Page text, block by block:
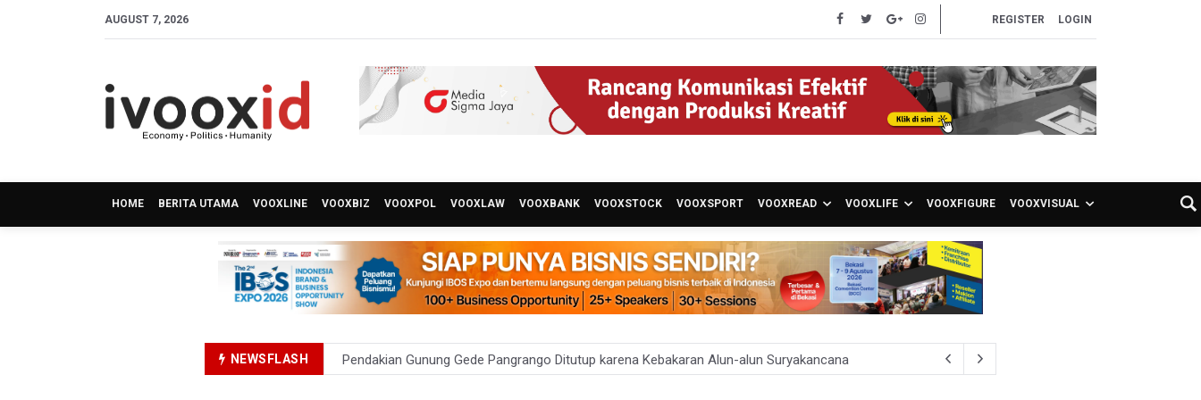
AUGUST 7, 2026 REGISTER LOGIN
HOME BERITA UTAMA VOOXLINE VOOXBIZ VOOXPOL VOOXLAW VOOXBANK VOOXSTOCK VOOXSPORT VOOXREAD VOOXLIFE VOOXFIGURE VOOXVISUAL
NEWSFLASH
Pendakian Gunung Gede Pangrango Ditutup karena Kebakaran Alun-alun Suryakancana